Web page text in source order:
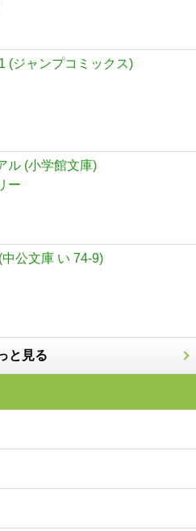
(ジャンプコミックス)
ル (小学館文庫)
ー
公文庫 い 74-9)
と見る